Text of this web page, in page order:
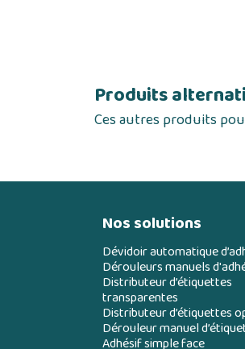
Produits
Ces autres produits
Nos solutions
Dévidoir automatique
Dérouleurs manuels
Distributeur d’étiquettes
transparentes
Distributeur d’étiquettes
Dérouleur manuel
Adhésif simple face